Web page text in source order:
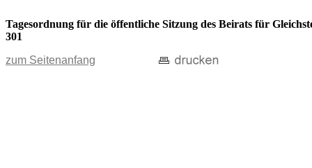
Tagesordnung für die öffentliche Sitzung des Beirats für
301
zum Seitenanfang